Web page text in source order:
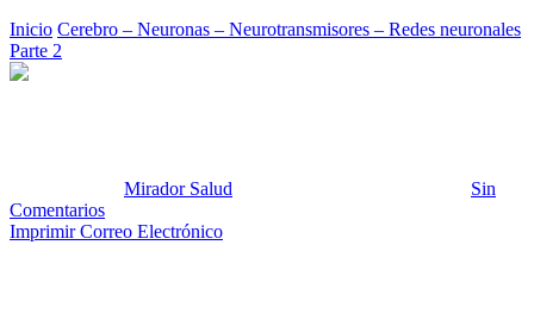
Inicio Cerebro – Neuronas – Neurotransmisores – Redes neuronales
Parte 2
Mirador Salud
Sin
Comentarios
Imprimir Correo Electrónico